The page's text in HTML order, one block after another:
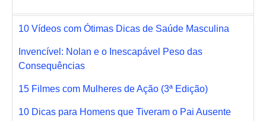
10 Vídeos com Ótimas Dicas de Saúde Masculina
Invencível: Nolan e o Inescapável Peso das
Consequências
15 Filmes com Mulheres de Ação (3ª Edição)
10 Dicas para Homens que Tiveram o Pai Ausente